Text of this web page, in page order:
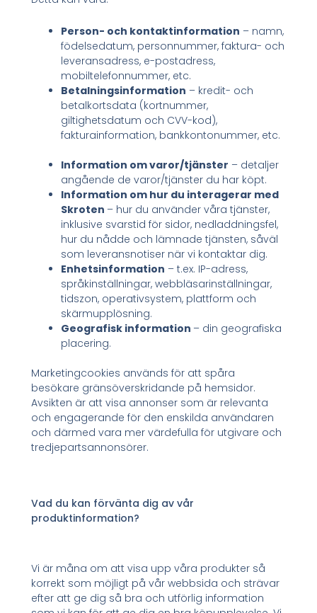
Person- och kontaktinformation – namn,
födelsedatum, personnummer, faktura- och
leveransadress, e-postadress,
mobiltelefonnummer, etc.
Betalningsinformation – kredit- och
betalkortsdata (kortnummer,
giltighetsdatum och CVV-kod),
fakturainformation, bankkontonummer, etc.
Information om varor/tjänster – detaljer
angående de varor/tjänster du har köpt.
Information om hur du interagerar med
Skroten – hur du använder våra tjänster,
inklusive svarstid för sidor, nedladdningsfel,
hur du nådde och lämnade tjänsten, såväl
som leveransnotiser när vi kontaktar dig.
Enhetsinformation – t.ex. IP-adress,
språkinställningar, webbläsarinställningar,
tidszon, operativsystem, plattform och
skärmupplösning.
Geografisk information – din geografiska
placering.
Marketingcookies används för att spåra
besökare gränsöverskridande på hemsidor.
Avsikten är att visa annonser som är relevanta
och engagerande för den enskilda användaren
och därmed vara mer värdefulla för utgivare och
tredjepartsannonsörer.
Vad du kan förvänta dig av vår
produktinformation?
Vi är måna om att visa upp våra produkter så
korrekt som möjligt på vår webbsida och strävar
efter att ge dig så bra och utförlig information